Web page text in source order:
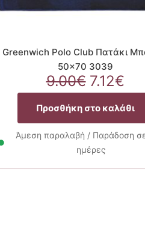
Greenwich Polo Club Πατάκι
50×70 3039
9.00€ Original
price
was:
9.00€.
7.12€Η
τιμή
Προσθήκη στο καλάθι
Άμεση παραλαβή / Παράδοση
ημέρες